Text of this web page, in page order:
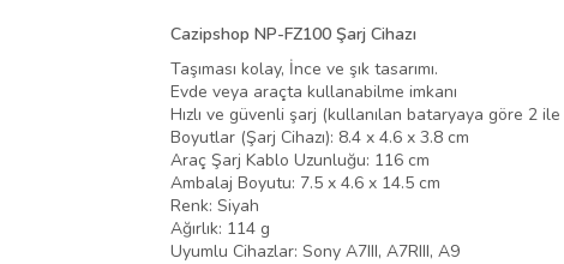
Cazipshop NP-FZ100 Şarj Cihazı
Taşıması kolay, İnce ve şık tasarımı.
Evde veya araçta kullanabilme imkanı
Hızlı ve güvenli şarj (kullanılan bataryaya göre 2
Boyutlar (Şarj Cihazı): 8.4 x 4.6 x 3.8 cm
Araç Şarj Kablo Uzunluğu: 116 cm
Ambalaj Boyutu: 7.5 x 4.6 x 14.5 cm
Renk: Siyah
Ağırlık: 114 g
Uyumlu Cihazlar: Sony A7III, A7RIII, A9